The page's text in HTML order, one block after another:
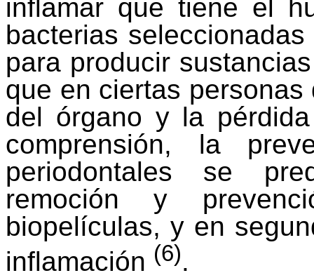
inflamar que tiene el
bacterias
para producir
que en ciertas
del órgano y la
comprensión, la
periodontales se
remoción y
biopelículas, y en
inflamación (6).